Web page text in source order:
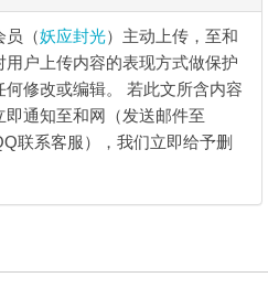
员（妖应封光）主动上传，至和
户上传内容的表现方式做保护
修改或编辑。 若此文所含内容
通知至和网（发送邮件至
联系客服），我们立即给予删